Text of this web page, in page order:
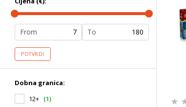
From To
POTVRDI
Dobna granica:
12+ (1)